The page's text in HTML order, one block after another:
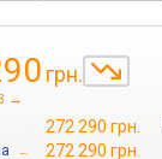
грн.
→
272 290 грн.
→
272 290 грн.